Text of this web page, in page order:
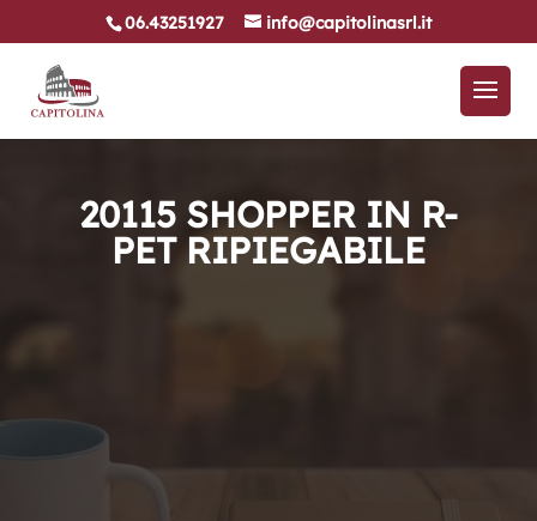
06.43251927 info@capitolinasrl.it
20115 SHOPPER IN R-
PET RIPIEGABILE